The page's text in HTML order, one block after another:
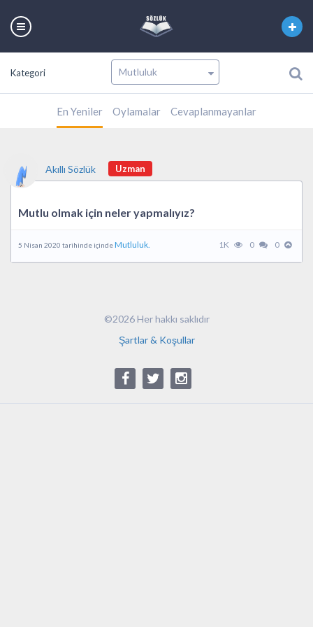
Kategori
En Yeniler Oylamalar Cevaplanmayanlar
Akıllı Sözlük Uzman
Mutlu olmak için neler yapmalıyız?
5 Nisan 2020 tarihinde içindeMutluluk. 1K 0 0
©2026 Her hakkı saklıdır
Şartlar & Koşullar